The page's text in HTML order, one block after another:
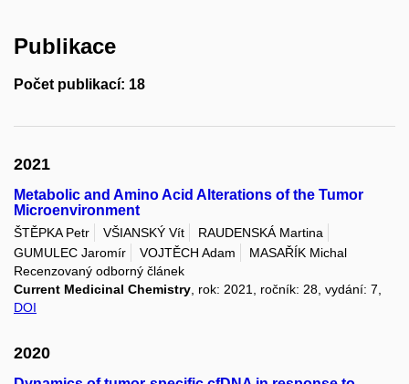
Publikace
Počet publikací: 18
2021
Metabolic and Amino Acid Alterations of the Tumor
Microenvironment
ŠTĚPKA Petr VŠIANSKÝ Vít
RAUDENSKÁ Martina
GUMULEC Jaromír
VOJTĚCH Adam
MASAŘÍK Michal
Recenzovaný odborný článek
Current Medicinal Chemistry , rok: 2021, ročník: 28, vydání: 7,
DOI
2020